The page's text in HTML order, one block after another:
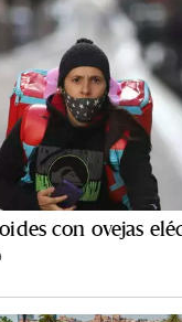
con ovejas